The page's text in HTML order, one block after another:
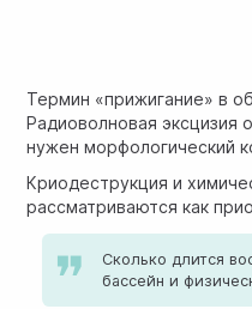
Термин «прижигание» в
Радиоволновая эксцизия
нужен морфологический
Криодеструкция и
рассматриваются как
Сколько длится
бассейн и